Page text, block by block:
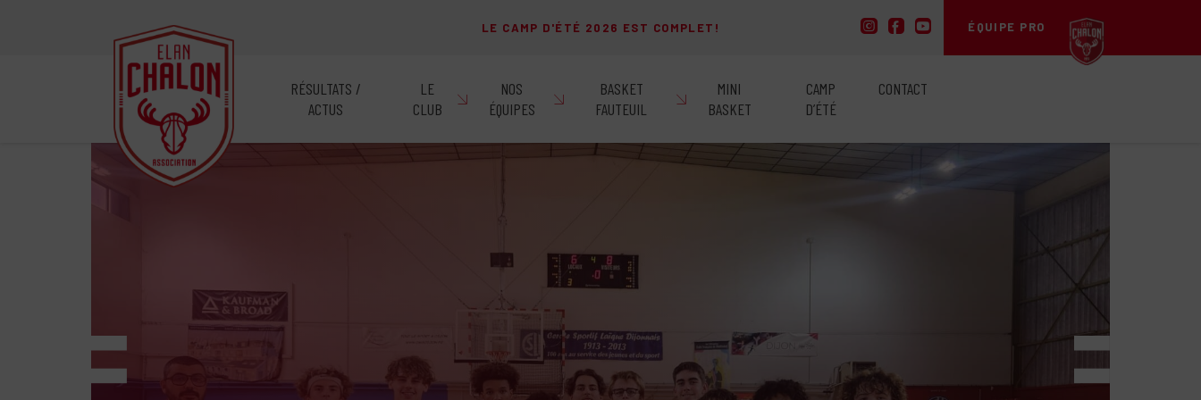
LE CAMP D'ÉTÉ 2026 EST COMPLET! ÉQUIPE PRO
RÉSULTATS /
ACTUS
LE
CLUB
NOS
ÉQUIPES
BASKET
FAUTEUIL
MINI
BASKET
CAMP
D’ÉTÉ
CONTACT